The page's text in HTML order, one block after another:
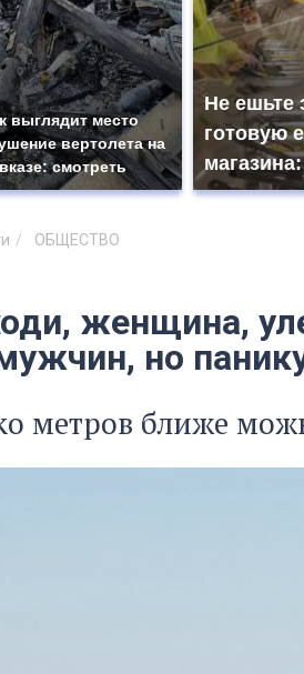
выглядит место
вертолета на
смотреть
Не ешьте
готовую
ОБЩЕСТВО
женщина,
но
метров ближе